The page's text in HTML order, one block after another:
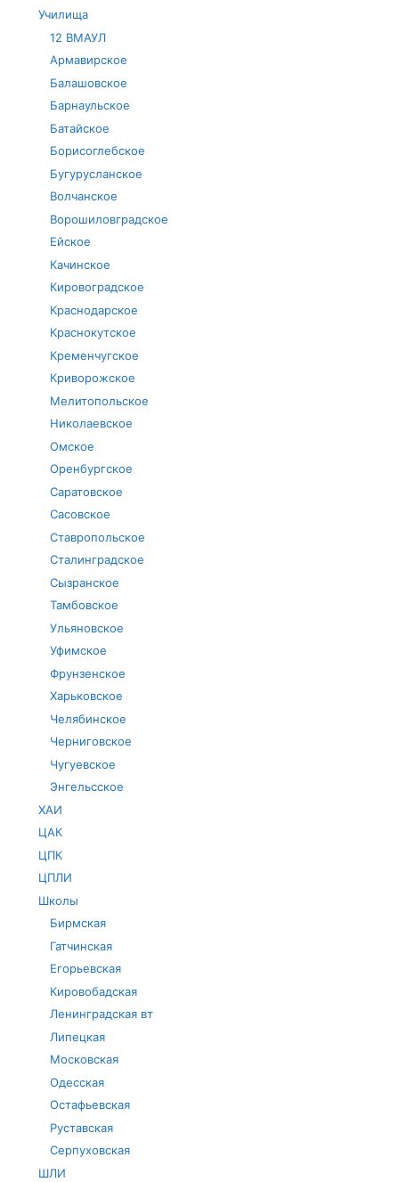
Училища
12 ВМАУЛ
Армавирское
Балашовское
Барнаульское
Батайское
Борисоглебское
Бугурусланское
Волчанское
Ворошиловградское
Ейское
Качинское
Кировоградское
Краснодарское
Краснокутское
Кременчугское
Криворожское
Мелитопольское
Николаевское
Омское
Оренбургское
Саратовское
Сасовское
Ставропольское
Сталинградское
Сызранское
Тамбовское
Ульяновское
Уфимское
Фрунзенское
Харьковское
Челябинское
Черниговское
Чугуевское
Энгельсское
ХАИ
ЦАК
ЦПК
ЦПЛИ
Школы
Бирмская
Гатчинская
Егорьевская
Кировобадская
Ленинградская вт
Липецкая
Московская
Одесская
Остафьевская
Руставская
Серпуховская
ШЛИ